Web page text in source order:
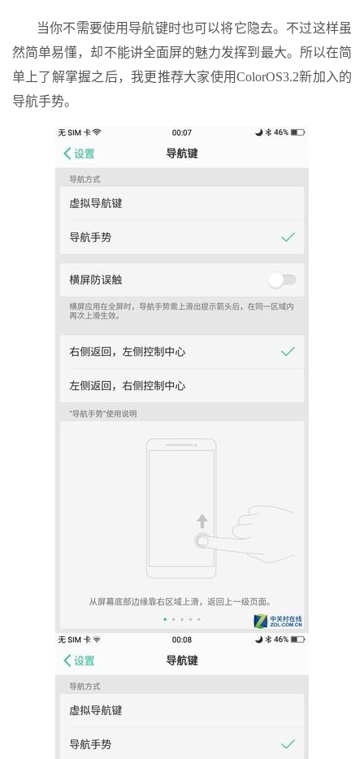
当你不需要使用导航键时也可以将它隐去。不过这样虽
然简单易懂，却不能讲全面屏的魅力发挥到最大。所以在简
单上了解掌握之后，我更推荐大家使用ColorOS3.2新加入的
导航手势。